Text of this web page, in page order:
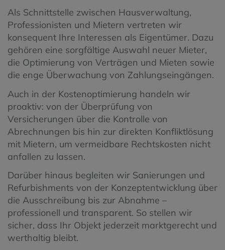
Als Schnittstelle zwischen Hausverwaltung,
Professionisten und Mietern vertreten wir
konsequent Ihre Interessen als Eigentümer. Dazu
gehören eine sorgfältige Auswahl neuer Mieter,
die Optimierung von Verträgen und Mieten sowie
die enge Überwachung von Zahlungseingängen.
Auch in der Kostenoptimierung handeln wir
proaktiv: von der Überprüfung von
Versicherungen über die Kontrolle von
Abrechnungen bis hin zur direkten Konfliktlösung
mit Mietern, um vermeidbare Rechtskosten nicht
anfallen zu lassen.
Darüber hinaus begleiten wir Sanierungen und
Refurbishments von der Konzeptentwicklung über
die Ausschreibung bis zur Abnahme –
professionell und transparent. So stellen wir
sicher, dass Ihr Objekt jederzeit marktgerecht und
werthaltig bleibt.